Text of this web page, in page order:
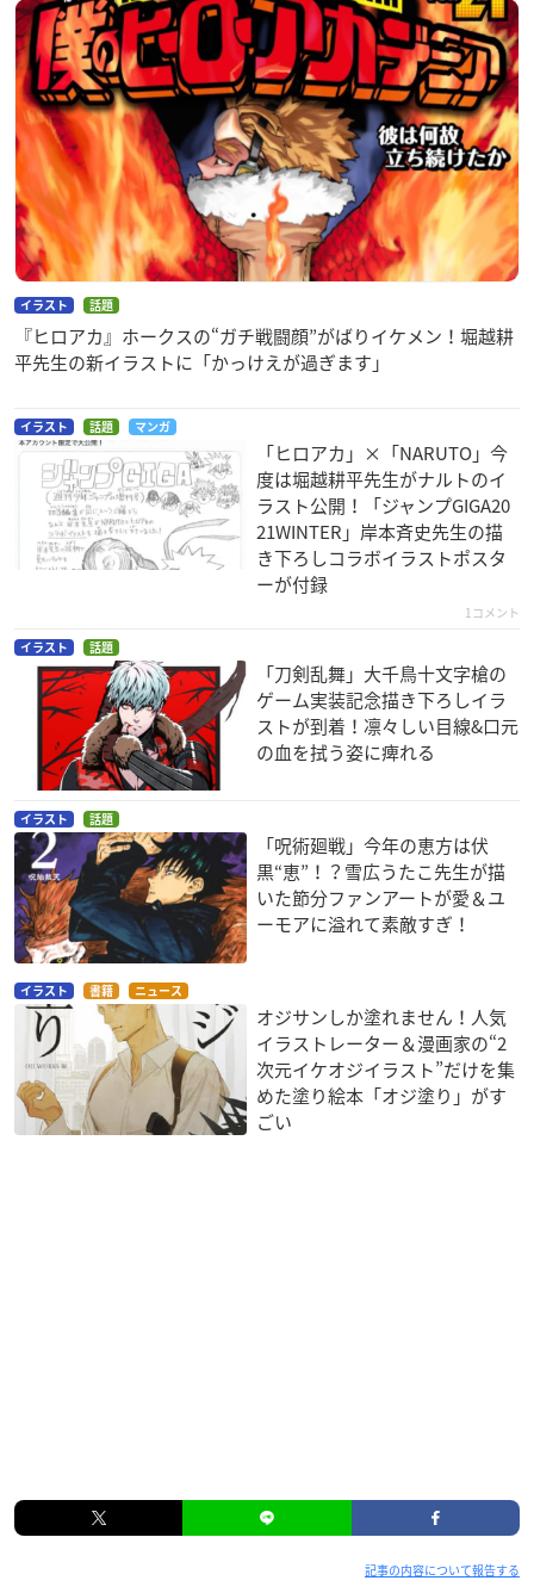
イラスト 話題
『ヒロアカ』ホークスの“ガチ戦闘顔”がばりイケメン！堀越耕
平先生の新イラストに「かっけえが過ぎます」
イラスト 話題 マンガ
「ヒロアカ」×「NARUTO」今
度は堀越耕平先生がナルトのイ
ラスト公開！「ジャンプGIGA20
21WINTER」岸本斉史先生の描
き下ろしコラボイラストポスタ
ーが付録
1コメント
イラスト 話題
「刀剣乱舞」大千鳥十文字槍の
ゲーム実装記念描き下ろしイラ
ストが到着！凛々しい目線&口元
の血を拭う姿に痺れる
イラスト 話題
「呪術廻戦」今年の恵方は伏
黒“恵”！？雪広うたこ先生が描
いた節分ファンアートが愛＆ユ
ーモアに溢れて素敵すぎ！
イラスト 書籍 ニュース
オジサンしか塗れません！人気
イラストレーター＆漫画家の“2
次元イケオジイラスト”だけを集
めた塗り絵本「オジ塗り」がす
ごい
記事の内容について報告する